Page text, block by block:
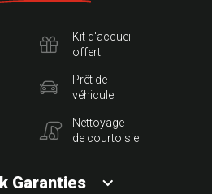
Kit d'accueil
offert
Prêt de
véhicule
Nettoyage
de courtoisie
Garanties